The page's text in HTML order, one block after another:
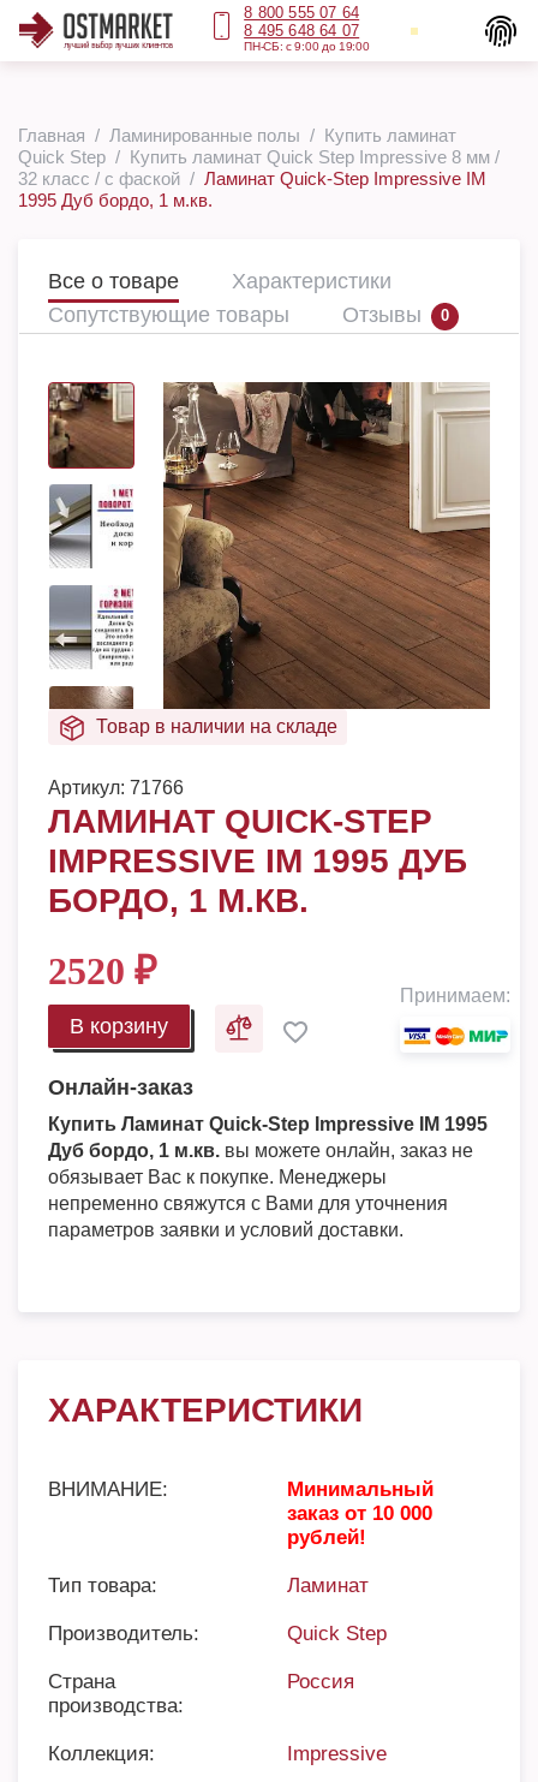
8 800 555 07 64
8 495 648 64 07
ПН-СБ: с 9:00 до 19:00
Главная Ламинированные полы
Купить ламинат
Quick Step
Купить ламинат Quick Step Impressive 8 мм /
32 класс / с фаской
Ламинат Quick-Step Impressive IM
1995 Дуб бордо, 1 м.кв.
Все о товаре
Характеристики
Сопутствующие товары
Отзывы 0
Товар в наличии на складе
Артикул: 71766
ЛАМИНАТ QUICK-STEP
IMPRESSIVE IM 1995 ДУБ
БОРДО, 1 М.КВ.
2520 ₽
В корзину
Принимаем:
Онлайн-заказ
Купить Ламинат Quick-Step Impressive IM 1995
Дуб бордо, 1 м.кв. вы можете онлайн, заказ не
обязывает Вас к покупке. Менеджеры
непременно свяжутся с Вами для уточнения
параметров заявки и условий доставки.
ХАРАКТЕРИСТИКИ
ВНИМАНИЕ:
Минимальный
заказ от 10 000
рублей!
Тип товара: Ламинат
Производитель: Quick Step
Страна
производства:
Россия
Коллекция: Impressive